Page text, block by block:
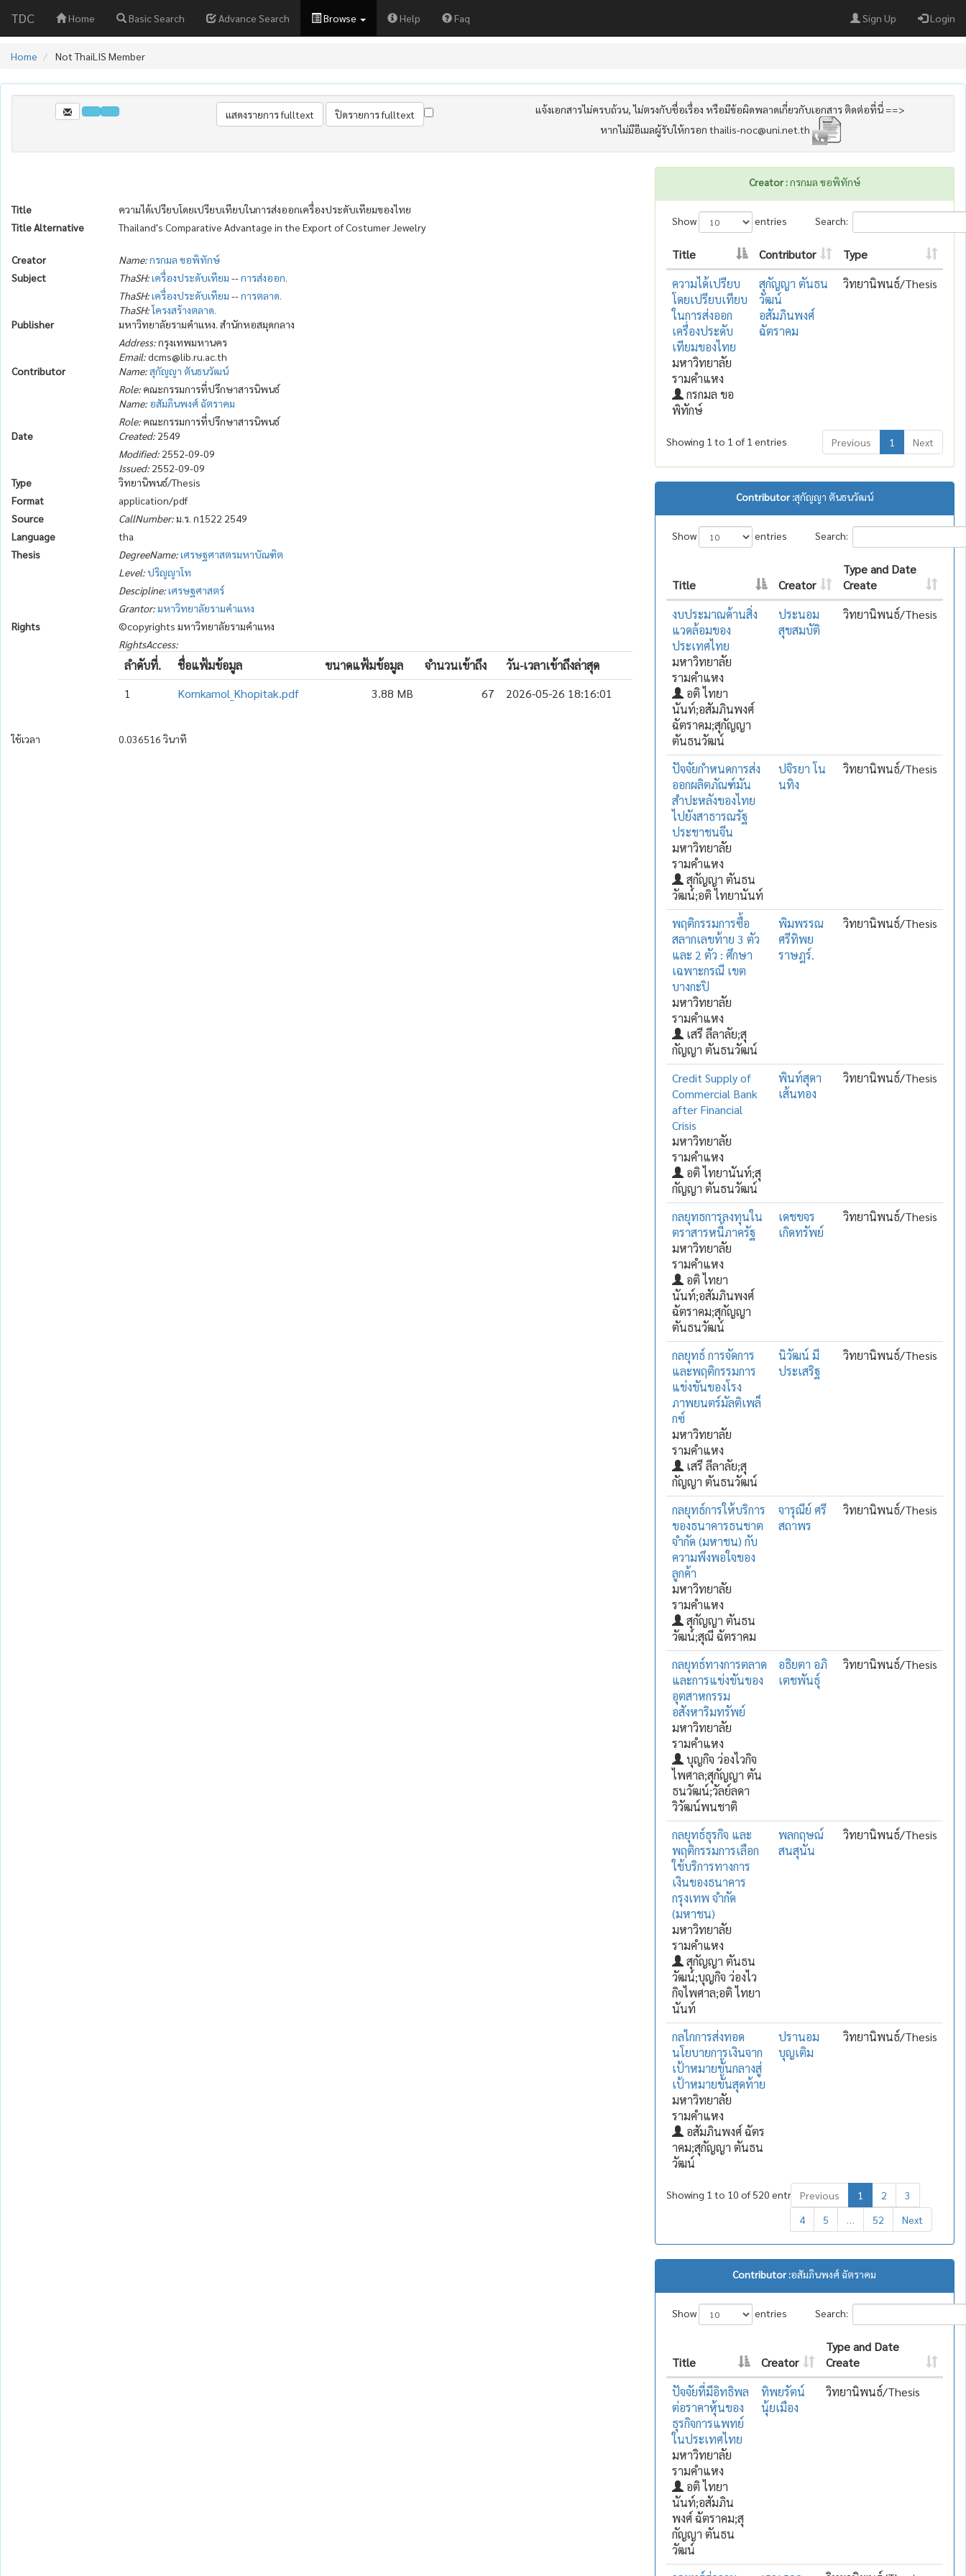
TDC Home Basic Search Advance Search Browse Help Faq Sign Up Login
Home Not ThaiLIS Member
แจ้งเอกสารไม่ครบถ้วน, ไม่ตรงกับชื่อเรื่อง หรือมีข้อผิดพลาดเกี่ยวกับเอกสาร ติดต่อที่นี่ ==>
หากไม่มีอีเมลผู้รับให้กรอก thailis-noc@uni.net.th
Title
ความได้เปรียบโดยเปรียบเทียบในการส่งออกเครื่องประดับเทียมของไทย
Title Alternative
Thailand's Comparative Advantage in the Export of Costumer Jewelry
Creator Name:กรกมล ขอพิทักษ์
Subject
ThaSH:เครื่องประดับเทียม --การส่งออก.
ThaSH:เครื่องประดับเทียม --การตลาด.
ThaSH:โครงสร้างตลาด.
Publisher
มหาวิทยาลัยรามคำแหง. สำนักหอสมุดกลาง
Address:กรุงเทพมหานคร
Email:dcms@lib.ru.ac.th
Contributor
Name:สุกัญญา ตันธนวัฒน์
Role: คณะกรรมการที่ปรึกษาสารนิพนธ์
Name: อสัมภินพงศ์ ฉัตราคม
Role: คณะกรรมการที่ปรึกษาสารนิพนธ์
Date
Created: 2549
Modified: 2552-09-09
Issued: 2552-09-09
Type
วิทยานิพนธ์/Thesis
Format
application/pdf
Source
CallNumber:ม.ร. ก1522 2549
Language
tha
Thesis
DegreeName:เศรษฐศาสตรมหาบัณฑิต
Level:ปริญญาโท
Descipline:เศรษฐศาสตร์
Grantor:มหาวิทยาลัยรามคำแหง
Rights
©copyrights มหาวิทยาลัยรามคำแหง
RightsAccess:
ลำดับที่. ชื่อแฟ้มข้อมูล ขนาดแฟ้มข้อมูล จำนวนเข้าถึง
วัน-เวลาเข้าถึงล่าสุด
1
Kornkamol_Khopitak.pdf 3.88 MB 67 2026-05-26 18:16:01
ใช้เวลา 0.036516 วินาที
Creator :กรกมล ขอพิทักษ์
Show entries Search:
Title Contributor
Type
ความได้เปรียบ
โดยเปรียบเทียบ
ในการส่งออก
เครื่องประดับ
เทียมของไทย
มหาวิทยาลัย
รามคำแหง
กรกมล ขอ
พิทักษ์
สุกัญญา ตันธน
วัฒน์
อสัมภินพงศ์
ฉัตราคม
วิทยานิพนธ์/Thesis
Showing 1 to 1 of 1 entries Previous 1 Next
Contributor :สุกัญญา ตันธนวัฒน์
Show entries Search:
Title Creator
Type and Date
Create
งบประมาณด้านสิ่ง
แวดล้อมของ
ประเทศไทย
มหาวิทยาลัย
รามคำแหง
อติ ไทยา
นันท์;อสัมภินพงศ์
ฉัตราคม;สุกัญญา
ตันธนวัฒน์
ประนอม
สุขสมบัติ
วิทยานิพนธ์/Thesis
ปัจจัยกำหนดการส่ง
ออกผลิตภัณฑ์มัน
สำปะหลังของไทย
ไปยังสาธารณรัฐ
ประชาชนจีน
มหาวิทยาลัย
รามคำแหง
สุกัญญา ตันธน
วัฒน์;อติ ไทยานันท์
ปจิรยา โน
นทิง
วิทยานิพนธ์/Thesis
พฤติกรรมการซื้อ
สลากเลขท้าย 3 ตัว
และ 2 ตัว : ศึกษา
เฉพาะกรณี เขต
บางกะปิ
มหาวิทยาลัย
รามคำแหง
เสรี ลีลาลัย;สุ
กัญญา ตันธนวัฒน์
พิมพรรณ
ศรีทิพย
ราษฎร์.
วิทยานิพนธ์/Thesis
Credit Supply of
Commercial Bank
after Financial
Crisis
มหาวิทยาลัย
รามคำแหง
อติ ไทยานันท์;สุ
กัญญา ตันธนวัฒน์
พินท์สุดา
เส้นทอง
วิทยานิพนธ์/Thesis
กลยุทธการลงทุนใน
ตราสารหนี้ภาครัฐ
มหาวิทยาลัย
รามคำแหง
อติ ไทยา
นันท์;อสัมภินพงศ์
ฉัตราคม;สุกัญญา
ตันธนวัฒน์
เดชขจร
เกิดทรัพย์
วิทยานิพนธ์/Thesis
กลยุทธ์ การจัดการ
และพฤติกรรมการ
แข่งขันของโรง
ภาพยนตร์มัลติเพล็
กซ์
มหาวิทยาลัย
รามคำแหง
เสรี ลีลาลัย;สุ
กัญญา ตันธนวัฒน์
นิวัฒน์ มี
ประเสริฐ
วิทยานิพนธ์/Thesis
กลยุทธ์การให้บริการ
ของธนาคารธนชาต
จำกัด (มหาชน) กับ
ความพึงพอใจของ
ลูกค้า
มหาวิทยาลัย
รามคำแหง
สุกัญญา ตันธน
วัฒน์;สุณี ฉัตราคม
จารุณีย์ ศรี
สถาพร
วิทยานิพนธ์/Thesis
กลยุทธ์ทางการตลาด
และการแข่งขันของ
อุตสาหกรรม
อสังหาริมทรัพย์
มหาวิทยาลัย
รามคำแหง
บุญกิจ ว่องไวกิจ
ไพศาล;สุกัญญา ตัน
ธนวัฒน์;วัลย์ลดา
วิวัฒน์พนชาติ
อธิยตา อภิ
เตชพันธุ์
วิทยานิพนธ์/Thesis
กลยุทธ์ธุรกิจ และ
พฤติกรรมการเลือก
ใช้บริการทางการ
เงินของธนาคาร
กรุงเทพ จำกัด
(มหาชน)
มหาวิทยาลัย
รามคำแหง
สุกัญญา ตันธน
วัฒน์;บุญกิจ ว่องไว
กิจไพศาล;อติ ไทยา
นันท์
พลกฤษณ์
สนสุนัน
วิทยานิพนธ์/Thesis
กลไกการส่งทอด
นโยบายการเงินจาก
เป้าหมายขั้นกลางสู่
เป้าหมายขั้นสุดท้าย
มหาวิทยาลัย
รามคำแหง
อสัมภินพงศ์ ฉัตร
าคม;สุกัญญา ตันธน
วัฒน์
ปรานอม
บุญเติม
วิทยานิพนธ์/Thesis
Showing 1 to 10 of 520 entriesPrevious 1 2
3
4
5 … 52 Next
Contributor :อสัมภินพงศ์ ฉัตราคม
Show entries Search:
Title Creator
Type and Date
Create
ปัจจัยที่มีอิทธิพล
ต่อราคาหุ้นของ
ธุรกิจการแพทย์
ในประเทศไทย
มหาวิทยาลัย
รามคำแหง
อติ ไทยา
นันท์;อสัมภิน
พงศ์ ฉัตราคม;สุ
กัญญา ตันธน
วัฒน์
ทิพยรัตน์
นุ้ยเมือง
วิทยานิพนธ์/Thesis